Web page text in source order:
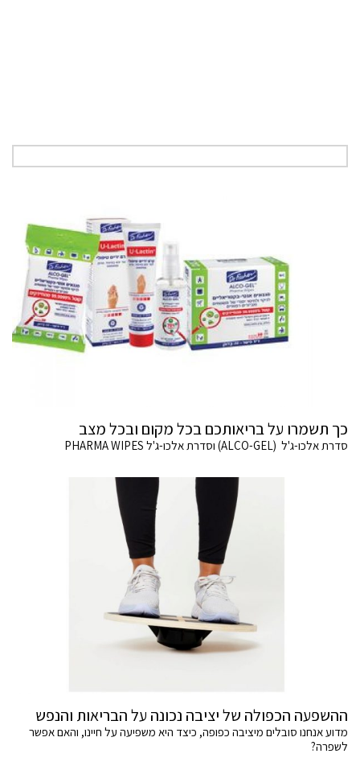
כך תשמרו על בריאותכם בכל מקום ובכל מצב
סדרת אלכו-ג'ל (ALCO-GEL) וסדרת אלכו-ג'ל PHARMA WIPES
ההשפעה הכפולה של יציבה נכונה על הבריאות והנפש
מדוע אנחנו סובלים מיציבה כפופה, כיצד היא משפיעה על חיינו, והאם אפשר
לשפרה?